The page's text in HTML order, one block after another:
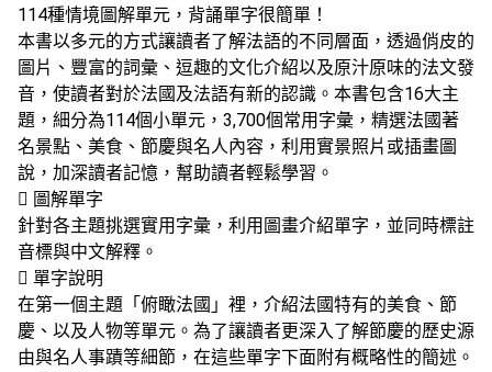
114種情境圖解單元，背誦單字很簡單！
本書以多元的方式讓讀者了解法語的不同層面，透過俏皮的
圖片、豐富的詞彙、逗趣的文化介紹以及原汁原味的法文發
音，使讀者對於法國及法語有新的認識。本書包含16大主
題，細分為114個小單元，3,700個常用字彙，精選法國著
名景點、美食、節慶與名人內容，利用實景照片或插畫圖
說，加深讀者記憶，幫助讀者輕鬆學習。
 圖解單字
針對各主題挑選實用字彙，利用圖畫介紹單字，並同時標註
音標與中文解釋。
 單字說明
在第一個主題「俯瞰法國」裡，介紹法國特有的美食、節
慶、以及人物等單元。為了讓讀者更深入了解節慶的歷史源
由與名人事蹟等細節，在這些單字下面附有概略性的簡述。